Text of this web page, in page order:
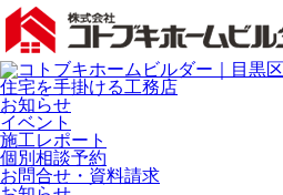
お知らせ
イベント
施工レポート
個別相談予約
お問合せ・資料請求